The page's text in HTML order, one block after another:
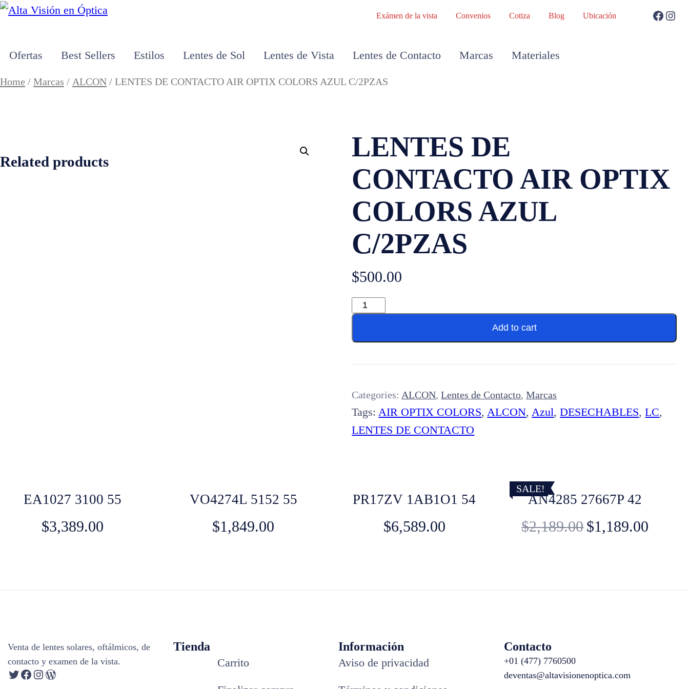
Exámen de la vista Convenios Cotiza Blog Ubicación
Ofertas Best Sellers Estilos Lentes de Sol Lentes de Vista Lentes de Contacto Marcas Materiales
Home / Marcas / ALCON / LENTES DE CONTACTO AIR OPTIX COLORS AZUL C/2PZAS
LENTES DE
CONTACTO AIR OPTIX
COLORS AZUL
C/2PZAS
$500.00
Add to cart
Categories: ALCON,Lentes de Contacto,Marcas
Tags: AIR OPTIX COLORS, ALCON, Azul,DESECHABLES,LC,
LENTES DE CONTACTO
Related products
EA1027 3100 55
$3,389.00
VO4274L 5152 55
$1,849.00
PR17ZV 1AB1O1 54
$6,589.00
SALE!
AN4285 27667P 42
$2,189.00 $1,189.00
Venta de lentes solares, oftálmicos, de
contacto y examen de la vista.
Tienda
Carrito
Información
Aviso de privacidad
Contacto
+01 (477) 7760500
deventas@altavisionenoptica.com